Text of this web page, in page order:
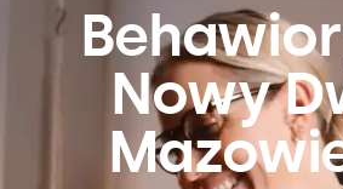
Nowy